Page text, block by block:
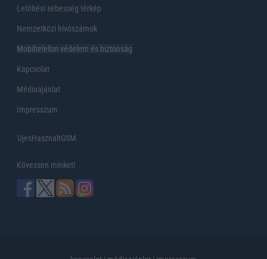
Letöltési sebesség térkép
Nemzetközi hívószámok
Mobiltelefon védelem és biztonság
Kapcsolat
Médiaajánlat
Impresszum
UjesHasznaltGSM
Kövessen minket!